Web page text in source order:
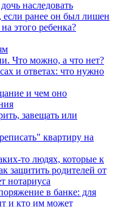
наследовать
если ранее он был лишен
этого ребенка?
Что можно, а что нет?
и ответах: что нужно
и чем оно
завещать или
квартиру на
то людях, которые к
защитить родителей от
нотариуса
в банке: для
и кто им может